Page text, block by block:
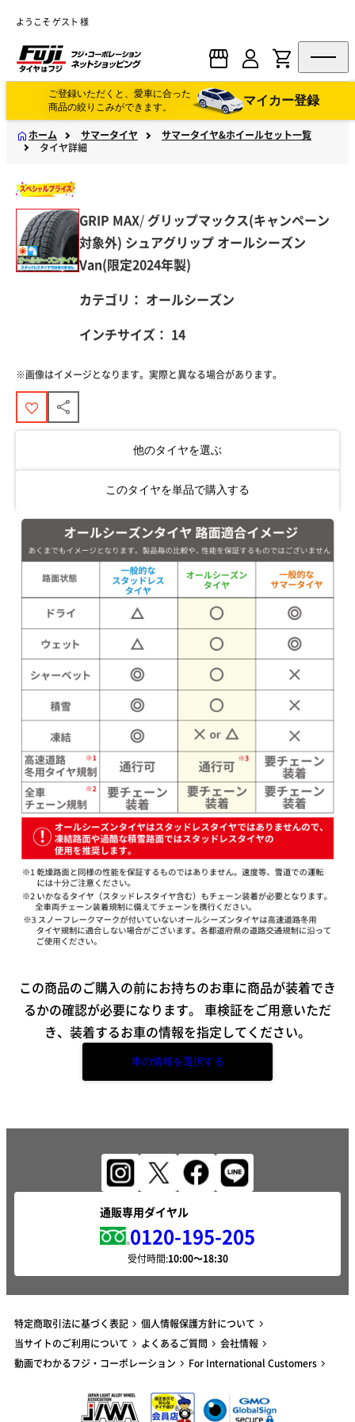
ようこそ ゲスト 様
ご登録いただくと、愛車に合った
商品の絞りこみができます。
マイカー登録
ホーム サマータイヤ
サマータイヤ&ホイールセット一覧
タイヤ詳細
GRIP MAX/ グリップマックス(キャンペーン
対象外) シュアグリップ オールシーズン
Van(限定2024年製)
カテゴリ： オールシーズン
インチサイズ： 14
※画像はイメージとなります。実際と異なる場合があります。
他のタイヤを選ぶ
このタイヤを単品で購入する
この商品のご購入の前にお持ちのお車に商品が装着でき
るかの確認が必要になります。 車検証をご用意いただ
き、装着するお車の情報を指定してください。
車の情報を選択する
通販専用ダイヤル
0120-195-205
受付時間:
特定商取引法に基づく表記
個人情報保護方針について
当サイトのご利用について
よくあるご質問
会社情報
動画でわかるフジ・コーポレーション
For International Customers